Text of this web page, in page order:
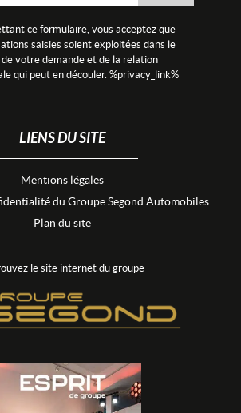
ce formulaire, vous acceptez que
saisies soient exploitées dans le
votre demande et de la relation
qui peut en découler. %privacy_link%
LIENS DU SITE
Mentions légales
du Groupe Segond Automobiles
Plan du site
le site internet du groupe